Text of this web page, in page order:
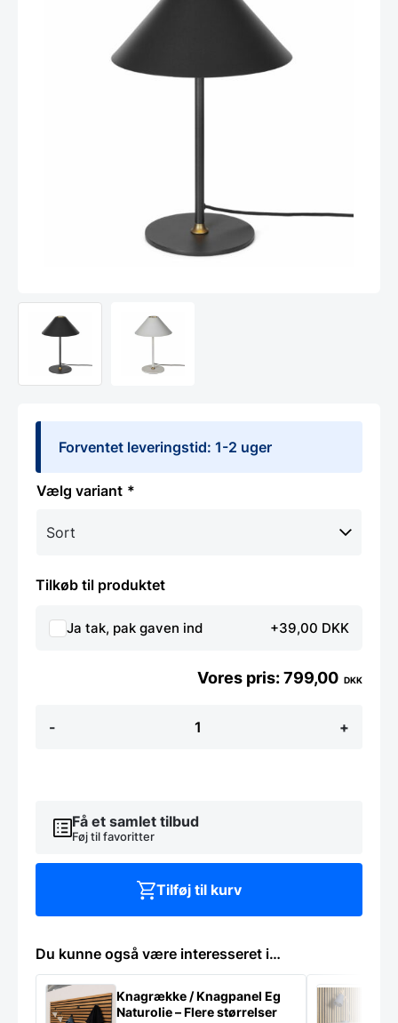
Forventet leveringstid: 1-2 uger
variant
Tilkøb til produktet
Ja tak, pak gaven ind +39,00 DKK
-
bordlampe
+
799,00 DKK
Få et samlet tilbud
Føj til favoritter
Tilføj til kurv
Du kunne også være interesseret i…
Knagrække / Knagpanel Eg
Naturolie – Flere størrelser